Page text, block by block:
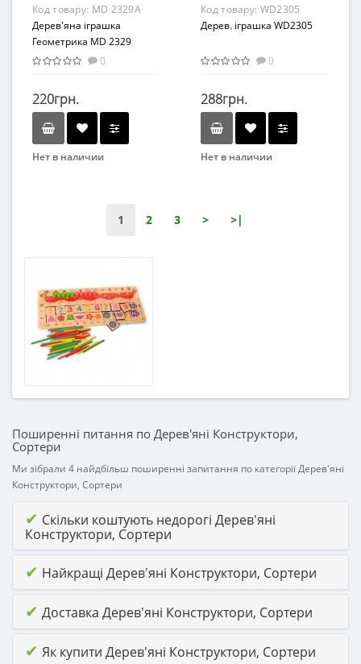
Код товару: MD 2329A
Дерев'яна іграшка
Геометрика MD 2329
(2329A)
0
220грн.
Нет в наличии
Материал
Комбинированный
Код товару: WD2305
Дерев. іграшка WD2305
0
288грн.
Нет в наличии
1 2 3 > >|
Поширенні питання по Дерев'яні Конструктори,
Сортери
Ми зібрали 4 найдбільш поширенні запитання по категорії Дерев'яні
Конструктори, Сортери
✔ Скільки коштують недорогі Дерев'яні
Конструктори, Сортери
✔ Найкращі Дерев'яні Конструктори, Сортери
✔ Доставка Дерев'яні Конструктори, Сортери
✔ Як купити Дерев'яні Конструктори, Сортери